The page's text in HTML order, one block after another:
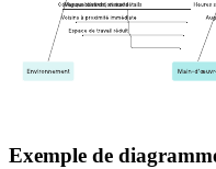
Exemple de